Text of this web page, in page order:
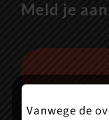
Meld je
Vanwege de